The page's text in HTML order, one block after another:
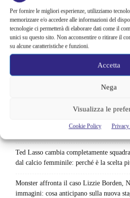
Per fornire le migliori esperienze, utilizziamo
memorizzare e/o accedere alle informazioni del
tecnologie ci permetterà di elaborare dati come il
unici su questo sito. Non acconsentire o ritirare il
su alcune caratteristiche e funzioni.
Accetta
Nega
Visualizza le
Cookie Policy
Il creatore di Yellowstone firma un altro
Fallout e One Piece: il risultato è
Ted Lasso cambia completamente
dal calcio femminile: perché è la scelta
Monster affronta il caso Lizzie Borden,
immagini: cosa anticipano sulla nuova